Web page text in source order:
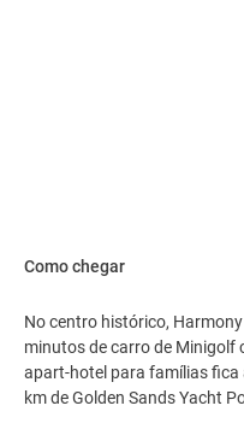
Como chegar
No centro histórico,
minutos de carro de Minigolf
apart-hotel para famílias fica
km de Golden Sands Yacht